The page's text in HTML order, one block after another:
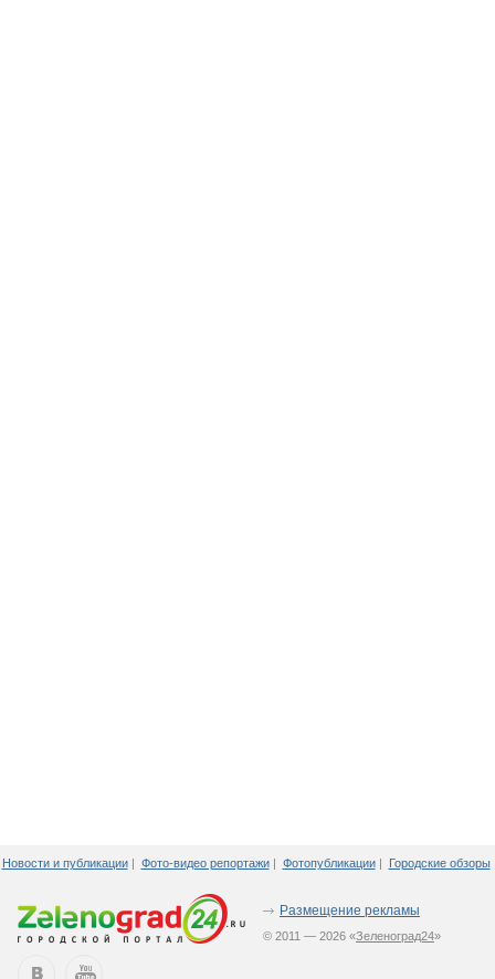
Новости и публикации | Фото-видео репортажи | Фотопубликации | Городские обзоры
Размещение рекламы
© 2011 — 2026 «Зеленоград24»